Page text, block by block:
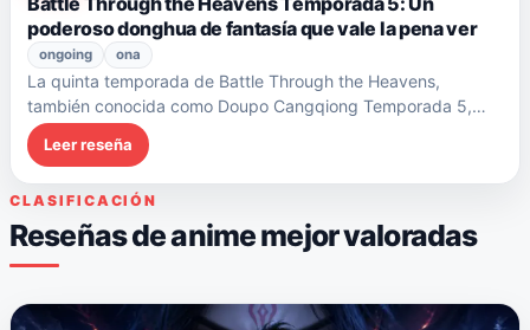
poderoso donghua de fantasía que vale la pena ver
ongoing ona
La quinta temporada de Battle Through the Heavens,
también conocida como Doupo Cangqiong Temporada 5,
continúa…
Leer reseña
CLASIFICACIÓN
Reseñas de anime mejor valoradas